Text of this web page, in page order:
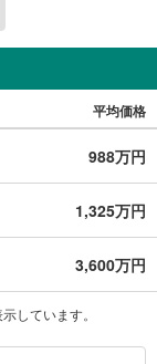
平均価格
988万円
1,325万円
3,600万円
しています。